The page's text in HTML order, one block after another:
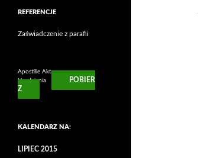
REFERENCJE
Zaświadczenie z parafii
Apostille Aktu
Urodzienia
POBIER
Z
KALENDARZ NA:
LIPIEC 2015